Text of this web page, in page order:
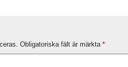
Obligatoriska fält är märkta *